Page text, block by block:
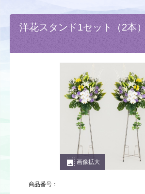
洋花スタンド1セット（2本）
photo_size_select_large 画像拡大
商品番号：